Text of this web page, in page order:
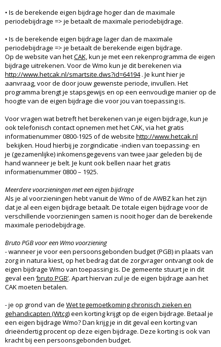
• Is de berekende eigen bijdrage hoger dan de maximale
periodebijdrage => je betaalt de maximale periodebijdrage.
• Is de berekende eigen bijdrage lager dan de maximale
periodebijdrage => je betaalt de berekende eigen bijdrage.
Op de website van hetCAK,kun je met een rekenprogramma de eigen
bijdrage uitrekenen. Voor de Wmo kun je dit berekenen via
http://www.hetcak.nl/smartsite.dws?id=64194. Je kunt hier je
aanvraag, voor de door jouw gewenste periode, invullen. Het
programma brengt je stapsgewijs en op een eenvoudige manier op de
hoogte van de eigen bijdrage die voor jou van toepassing is.
Voor vragen wat betreft het berekenen van je eigen bijdrage, kun je
ook telefonisch contact opnemen met het CAK, via het gratis
informatienummer 0800-1925 of de website http://www.hetcak.nl
bekijken. Houd hierbij je zorgindicatie -indien van toepassing- en
je (gezamenlijke) inkomensgegevens van twee jaar geleden bij de
hand wanneer je belt. Je kunt ook bellen naar het gratis
informatienummer 0800 – 1925.
Meerdere voorzieningen met een eigen bijdrage
Als je al voorzieningen hebt vanuit de Wmo of de AWBZ kan het zijn
dat je al een eigen bijdrage betaalt. De totale eigen bijdrage voor de
verschillende voorzieningen samen is nooit hoger dan de berekende
maximale periodebijdrage.
Bruto PGB voor een Wmo voorziening
- wanneer je voor een persoonsgebonden budget (PGB) in plaats van
zorg in natura kiest, op het bedrag dat de zorgvrager ontvangt ook de
eigen bijdrage Wmo van toepassing is. De gemeente stuurt je in dit
geval een ‘bruto PGB’. Apart hiervan zul je de eigen bijdrage aan het
CAK moeten betalen.
- je op grond van de Wet tegemoetkoming chronisch zieken en
gehandicapten (Wtcg)een korting krijgt op de eigen bijdrage. Betaal je
een eigen bijdrage Wmo? Dan krijg je in dit geval een korting van
drieëndertig procent op deze eigen bijdrage. Deze korting is ook van
kracht bij een persoonsgebonden budget.